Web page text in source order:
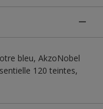
bleu, AkzoNobel
120 teintes,